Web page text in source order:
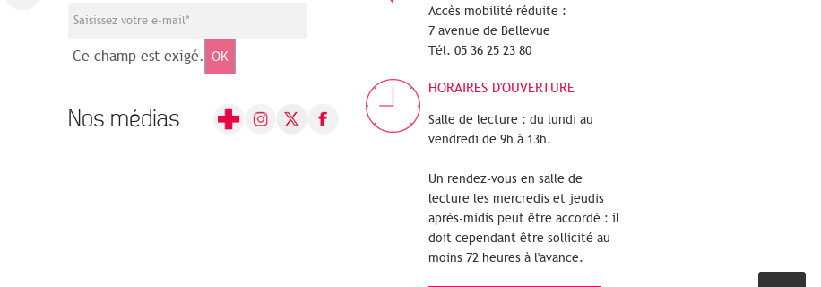
Ce champ est exigé. OK
Nos médias
Accès mobilité réduite :
7 avenue de Bellevue
Tél. 05 36 25 23 80
HORAIRES D'OUVERTURE
Salle de lecture : du lundi au
vendredi de 9h à 13h.
Un rendez-vous en salle de
lecture les mercredis et jeudis
après-midis peut être accordé : il
doit cependant être sollicité au
moins 72 heures à l'avance.